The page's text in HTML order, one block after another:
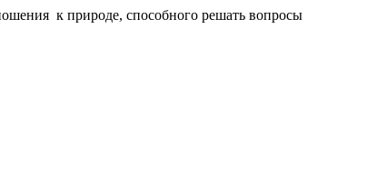
к природе, способного решать вопросы